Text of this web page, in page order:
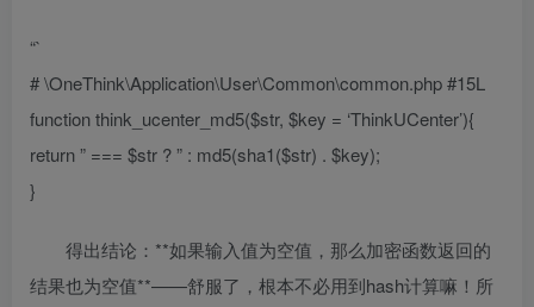
“`
# \OneThink\Application\User\Common\common.php #15L
function think_ucenter_md5($str, $key = ‘ThinkUCenter’){
return ” === $str ? ” : md5(sha1($str) . $key);
}
得出结论：**如果输入值为空值，那么加密函数返回的
结果也为空值**——舒服了，根本不必用到hash计算嘛！所